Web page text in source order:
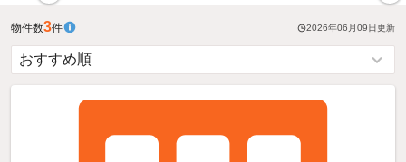
物件数3件 2026年06月09日更新